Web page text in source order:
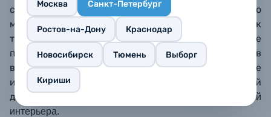
Москва Санкт-Петербург
Ростов-на-Дону Краснодар
Новосибирск Тюмень Выборг
Кириши
см.
Черный глянцевый багет из металла. Стекло
минеральное, прочное (толщина 1.5 мм), задник
также выполнен из стекла: получается прозрачное
паспарту и эффект, как будто фотография висит в
воздухе. Рамка может располагаться на столе, полке
или любой другой ровной поверхности. Интересный
д изайн хорошо подходит для самых разных стилей
интерьера.